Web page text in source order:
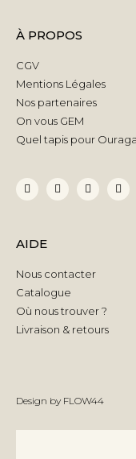
À PROPOS
CGV
Mentions Légales
Nos partenaires
On vous GEM
Quel tapis pour
AIDE
Nous contacter
Catalogue
Où nous trouver ?
Livraison & retours
Design by FLOW44